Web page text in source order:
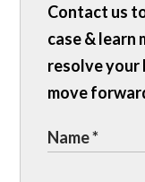
Contact us
case & learn
resolve your
move